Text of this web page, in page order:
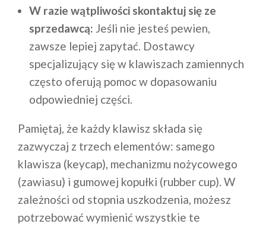
W razie wątpliwości skontaktuj się ze
sprzedawcą: Jeśli nie jesteś pewien,
zawsze lepiej zapytać. Dostawcy
specjalizujący się w klawiszach zamiennych
często oferują pomoc w dopasowaniu
odpowiedniej części.
Pamiętaj, że każdy klawisz składa się
zazwyczaj z trzech elementów: samego
klawisza (keycap), mechanizmu nożycowego
(zawiasu) i gumowej kopułki (rubber cup). W
zależności od stopnia uszkodzenia, możesz
potrzebować wymienić wszystkie te